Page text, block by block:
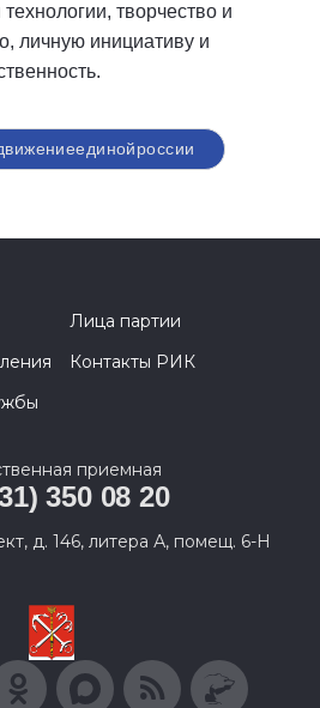
творчество и
личную инициативу и
Лица партии
Контакты РИК
приемная
350 08 20
д. 146, литера А, помещ. 6-Н